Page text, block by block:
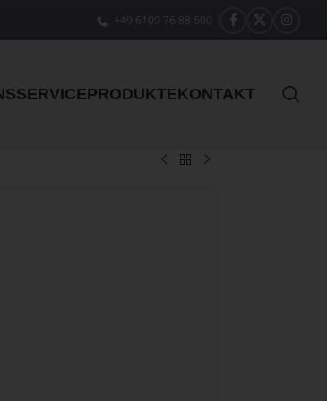
+49 6109 76 88 600
SERVICEPRODUKTEKONTAKT